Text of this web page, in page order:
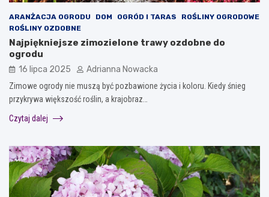
ARANŻACJA OGRODU DOM OGRÓD I TARAS
ROŚLINY OGRODOWE
ROŚLINY OZDOBNE
Najpiękniejsze zimozielone trawy ozdobne do
ogrodu
16 lipca 2025 Adrianna Nowacka
Zimowe ogrody nie muszą być pozbawione życia i koloru. Kiedy śnieg
przykrywa większość roślin, a krajobraz…
Czytaj dalej